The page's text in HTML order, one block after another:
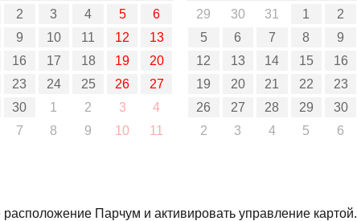
2
3 4 5
6
9
10 11 12
13
16
17 18 19
20
23
24 25 26
27
30
1 2 3
4
7
8 9 10 11
29
30 31 1 2
5
6 7 8 9
12
13 14 15 16
19
20 21 22 23
26
27 28 29 30
2
3 4 5 6
Парчум и активировать управление картой.